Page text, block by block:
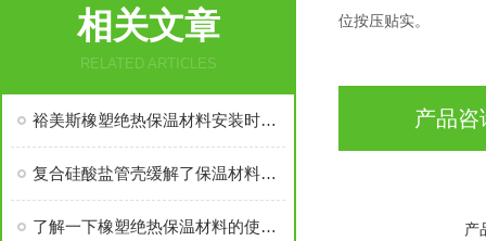
相关文章
RELATED ARTICLES
裕美斯橡塑绝热保温材料安装时需要注意的几点！
复合硅酸盐管壳缓解了保温材料的易破损现象
了解一下橡塑绝热保温材料的使用安装规则吧
位按压贴实。
产品咨
产